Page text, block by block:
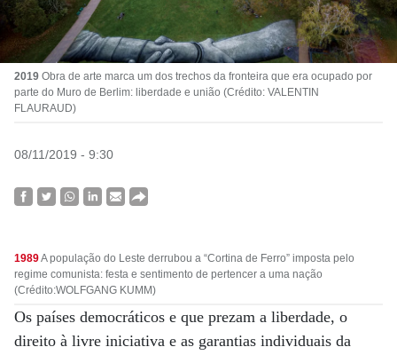
2019 Obra de arte marca um dos trechos da fronteira que era ocupado por
parte do Muro de Berlim: liberdade e união (Crédito: VALENTIN
FLAURAUD)
08/11/2019 - 9:30
1989A população do Leste derrubou a “Cortina de Ferro” imposta pelo
regime comunista: festa e sentimento de pertencer a uma nação
(Crédito:WOLFGANG KUMM)
Os países democráticos e que prezam a liberdade, o
direito à livre iniciativa e as garantias individuais da